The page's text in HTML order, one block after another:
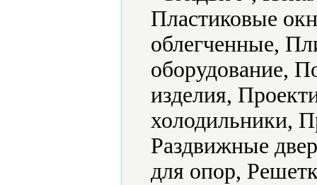
Пластиковые
облегченные,
оборудование,
изделия,
холодильники,
Раздвижные
для опор,